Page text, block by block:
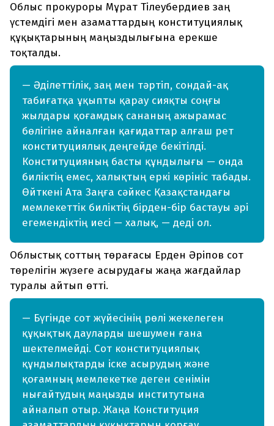
Облыс прокуроры Мұрат Тілеубердиев заң
үстемдігі мен азаматтардың конституциялық
құқықтарының маңыздылығына ерекше
тоқталды.
— Әділеттілік, заң мен тәртіп, сондай-ақ
табиғатқа ұқыпты қарау сияқты соңғы
жылдары қоғамдық сананың ажырамас
бөлігіне айналған қағидаттар алғаш рет
конституциялық деңгейде бекітілді.
Конституцияның басты құндылығы — онда
биліктің емес, халықтың еркі көрініс табады.
Өйткені Ата Заңға сәйкес Қазақстандағы
мемлекеттік биліктің бірден-бір бастауы әрі
егемендіктің иесі — халық, — деді ол.
Облыстық соттың төрағасы Ерден Әріпов сот
төрелігін жүзеге асырудағы жаңа жағдайлар
туралы айтып өтті.
— Бүгінде сот жүйесінің рөлі жекелеген
құқықтық дауларды шешумен ғана
шектелмейді. Сот конституциялық
құндылықтарды іске асырудың және
қоғамның мемлекетке деген сенімін
нығайтудың маңызды институтына
айналып отыр. Жаңа Конституция